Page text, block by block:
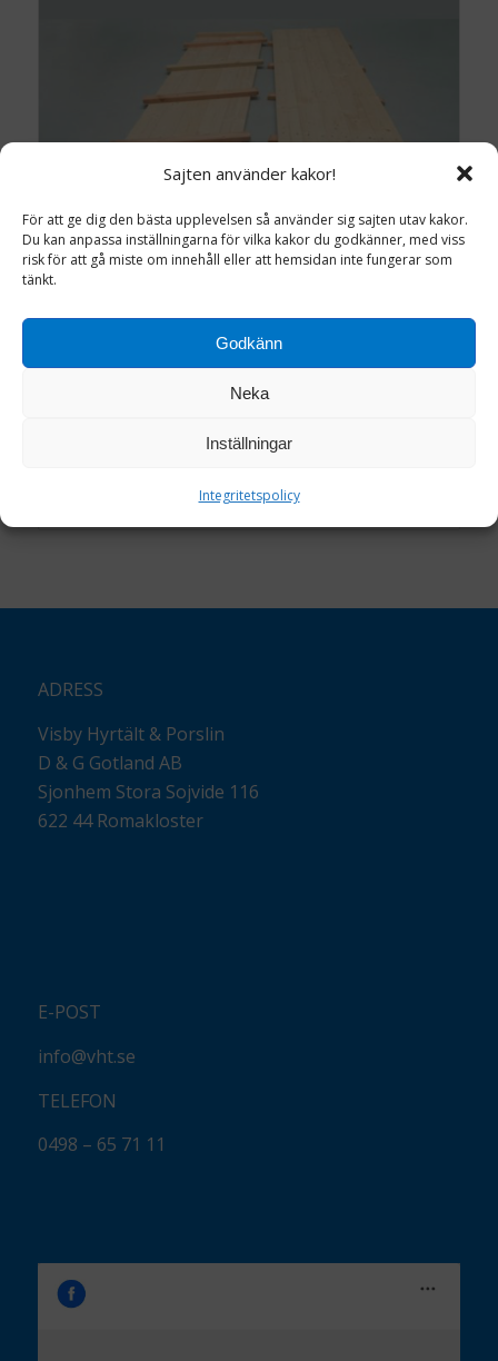
Sajten använder kakor!
För att ge dig den bästa upplevelsen så använder sig sajten utav kakor.
Du kan anpassa inställningarna för vilka kakor du godkänner, med viss
risk för att gå miste om innehåll eller att hemsidan inte fungerar som
tänkt.
Godkänn
Neka
Inställningar
Integritetspolicy
ADRESS
Visby Hyrtält & Porslin
D & G Gotland AB
Sjonhem Stora Sojvide 116
622 44 Romakloster
E-POST
info@vht.se
TELEFON
0498 – 65 71 11